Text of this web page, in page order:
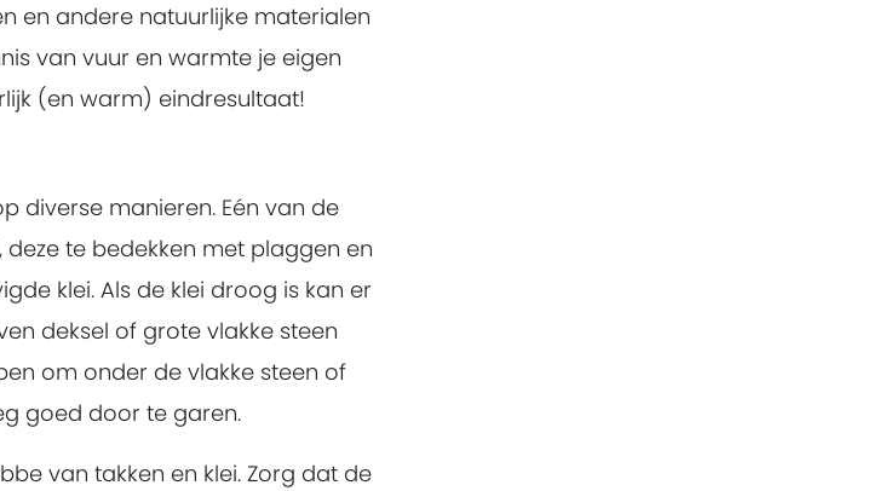
en andere natuurlijke materialen
van vuur en warmte je eigen
(en warm) eindresultaat!
diverse manieren. Eén van de
te bedekken met plaggen en
klei. Als de klei droog is kan er
deksel of grote vlakke steen
om onder de vlakke steen of
goed door te garen.
van takken en klei. Zorg dat de